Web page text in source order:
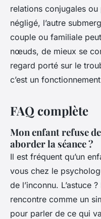
relations conjugales ou
négligé, l’autre
couple ou familiale
nœuds, de mieux se
regard porté sur le
c’est un
FAQ complète
Mon enfant refuse
aborder la séance ?
Il est fréquent qu’un
vous chez le
de l’inconnu. L’astuce
rencontre comme un
pour parler de ce qui